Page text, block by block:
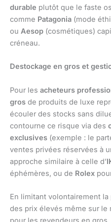
durable plutôt que le faste
comme Patagonia (mode
ou Aesop (cosmétiques)
créneau.
Destockage en gros et
Pour les acheteurs
gros de produits de luxe
écouler des stocks sans
contourne ce risque via des
exclusives (exemple : le
ventes privées réservées à
approche similaire à celle d’
éphémères, ou de Rolex
En limitant volontairement
des prix élevés même sur le